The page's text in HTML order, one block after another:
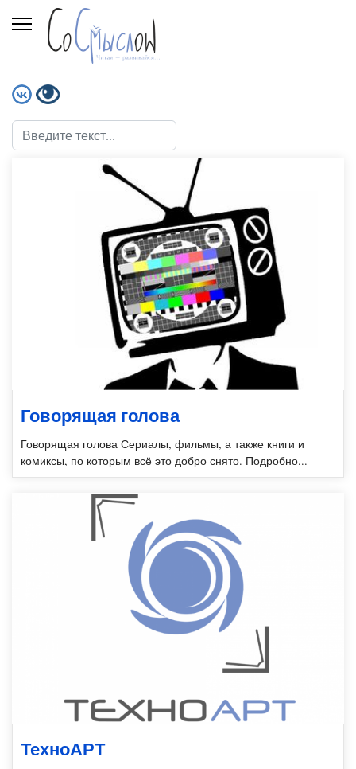
Говорящая голова
Говорящая голова Сериалы, фильмы, а также книги и
комиксы, по которым всё это добро снято. Подробно...
ТехноАРТ